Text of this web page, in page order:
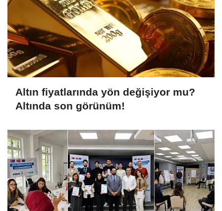
Altın fiyatlarında yön değişiyor mu?
Altında son görünüm!